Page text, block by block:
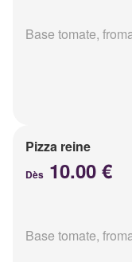
Base tomate,
Pizza reine
Dès 10.00 €
Base tomate,